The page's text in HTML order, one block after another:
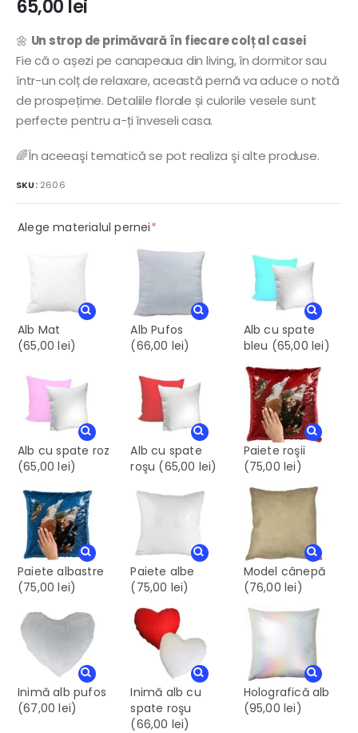
65,00 lei
🌼 Un strop de primăvară în fiecare colț al casei
Fie că o așezi pe canapeaua din living, în dormitor sau
într-un colț de relaxare, această pernă va aduce o notă
de prospețime. Detaliile florale și culorile vesele sunt
perfecte pentru a-ți înveseli casa.
🌈În aceeaşi tematică se pot realiza şi alte produse.
SKU: 2606
Alege materialul pernei*(required)
Alb Mat
(65,00 lei)
Alb Pufos
(66,00 lei)
Alb cu spate
bleu (65,00 lei)
Alb cu spate roz
(65,00 lei)
Alb cu spate
roşu (65,00 lei)
Paiete roşii
(75,00 lei)
Paiete albastre
(75,00 lei)
Paiete albe
(75,00 lei)
Model cânepă
(76,00 lei)
Inimă alb pufos
(67,00 lei)
Inimă alb cu
spate roşu
(66,00 lei)
Holografică alb
(95,00 lei)